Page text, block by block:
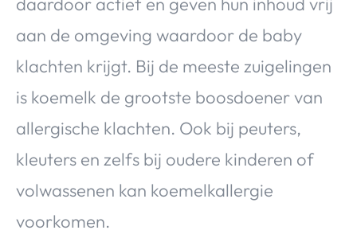
aan de omgeving waardoor de baby
klachten krijgt. Bij de meeste zuigelingen
is koemelk de grootste boosdoener van
allergische klachten. Ook bij peuters,
kleuters en zelfs bij oudere kinderen of
volwassenen kan koemelkallergie
voorkomen.